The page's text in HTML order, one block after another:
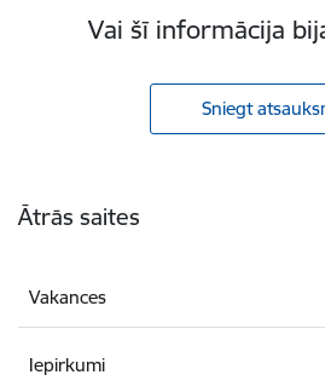
Vai šī informācija
Sniegt
Ātrās saites
Vakances
Iepirkumi